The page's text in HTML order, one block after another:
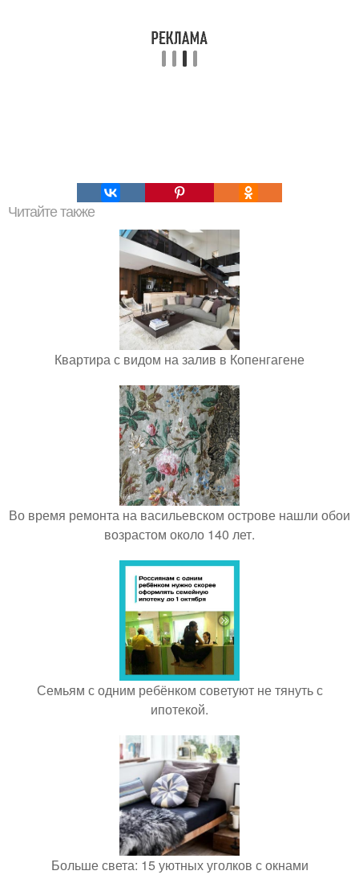
Читайте также
Квартира с видом на залив в Копенгагене
Во время ремонта на васильевском острове нашли обои
возрастом около 140 лет.
Семьям с одним ребёнком советуют не тянуть с
ипотекой.
Больше света: 15 уютных уголков с окнами